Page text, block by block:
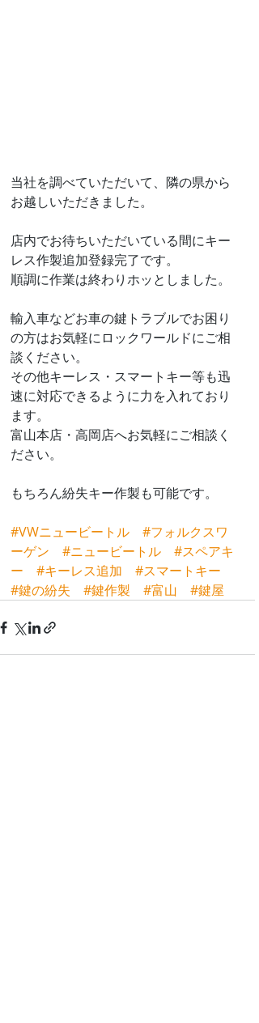
当社を調べていただいて、隣の県から
お越しいただきました。
店内でお待ちいただいている間にキー
レス作製追加登録完了です。
順調に作業は終わりホッとしました。
輸入車などお車の鍵トラブルでお困り
の方はお気軽にロックワールドにご相
談ください。
その他キーレス・スマートキー等も迅
速に対応できるように力を入れており
ます。
富山本店・高岡店へお気軽にご相談く
ださい。
もちろん紛失キー作製も可能です。
#VWニュービートル
#フォルクスワ
ーゲン
#ニュービートル
#スペアキ
ー
#キーレス追加
#スマートキー
#鍵の紛失
#鍵作製 #富山 #鍵屋